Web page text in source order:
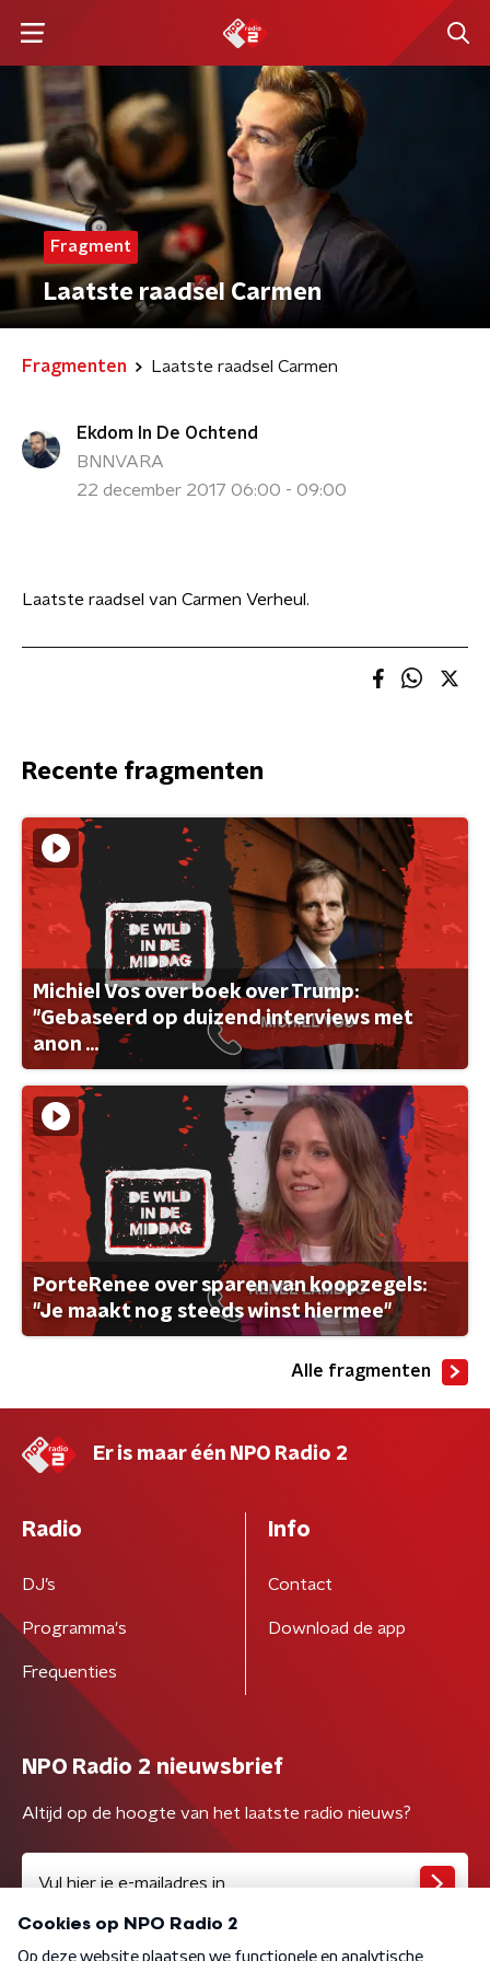
Fragment
Laatste raadsel Carmen
Fragmenten Laatste raadsel Carmen
Ekdom In De Ochtend
BNNVARA
22 december 2017 06:00 - 09:00
Laatste raadsel van Carmen Verheul.
Recente fragmenten
Michiel Vos over boek over Trump:
"Gebaseerd op duizend interviews met
anon ...
PorteRenee over sparen van koopzegels:
"Je maakt nog steeds winst hiermee"
Alle fragmenten
Er is maar één NPO Radio 2
Radio
DJ’s
Programma's
Frequenties
Info
Contact
Download de app
NPO Radio 2 nieuwsbrief
Altijd op de hoogte van het laatste radio nieuws?